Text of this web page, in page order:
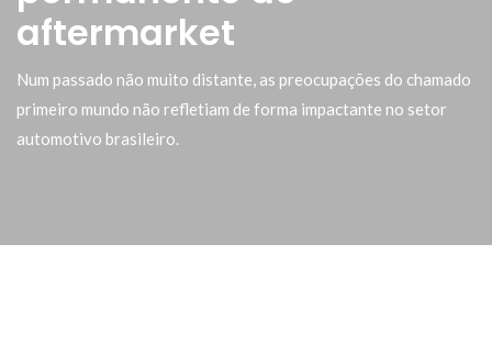
aftermarket
Num passado não muito distante, as preocupações do chamado
primeiro mundo não refletiam de forma impactante no setor
automotivo brasileiro.